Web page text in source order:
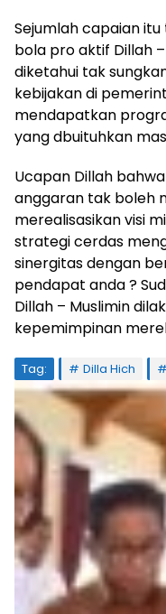
Sejumlah capaian
bola pro aktif Dillah
diketahui tak
kebijakan di
mendapatkan
yang dbuituhkan
Ucapan Dillah
anggaran tak boleh
merealisasikan visi
strategi cerdas
sinergitas dengan
pendapat anda ?
Dillah – Muslimin
kepemimpinan
Tag: Dilla Hich